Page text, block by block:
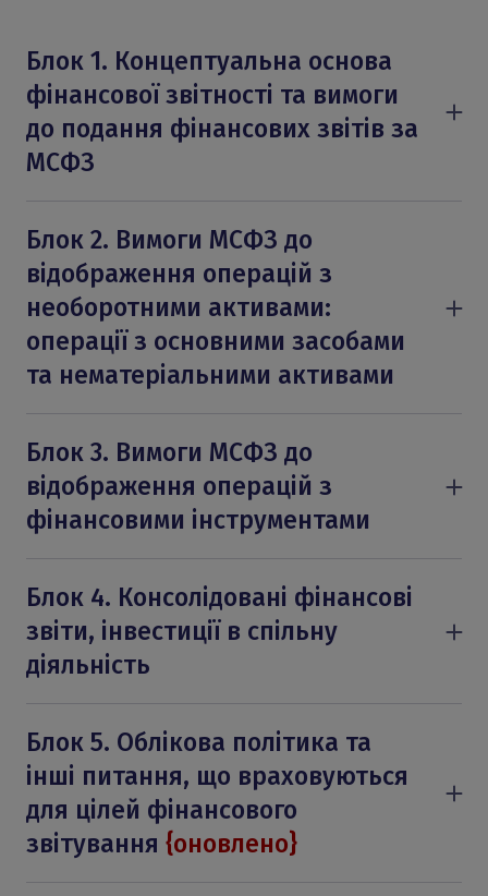
Блок 1. Концептуальна основа
фінансової звітності та вимоги
до подання фінансових звітів за
МСФЗ
звітності.
МСБО 1 «Подання фінансової звітності»
МСБО 27 «Окрема фінансова звітність»
МСБО 34 «Проміжна фінансова звітність»
МСБО 7 «Звіт про рух грошових коштів»
Блок 2. Вимоги МСФЗ до
відображення операцій з
необоротними активами:
операції з основними засобами
та нематеріальними активами
МСБО 23 «Витрати на позики»
МСБО 38 «Нематеріальні активи»
МСБО 40 «Інвестиційна нерухомість»
МСФЗ 5 «Непоточні активи, утримувані
МСБО 36 «Зменшення корисності активів»
Блок 3. Вимоги МСФЗ до
відображення операцій з
фінансовими інструментами
МСБО 32 «Фінансові інструменти:
подання»
МСФЗ 7 «Фінансові інструменти:
розкриття інформації»
Блок 4. Консолідовані фінансові
звіти, інвестиції в спільну
діяльність
МСФЗ 10 «Консолідована фінансова
звітність»
МСБО 28 «Інвестиції в асоційовані
підприємства»
МСФЗ 11 «Спільна діяльність»
Блок 5. Облікова політика та
інші питання, що враховуються
для цілей фінансового
звітування {оновлено}